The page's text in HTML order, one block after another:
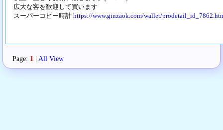
広大な客を歓迎して買います
スーパーコピー時計https://www.ginzaok.com/wallet/
Page: 1 | All View